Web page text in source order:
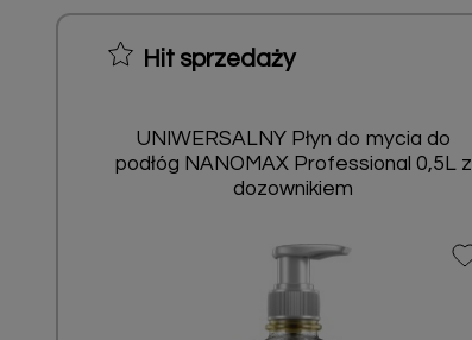
Hit sprzedaży
UNIWERSALNY Płyn do mycia do
podłóg NANOMAX Professional 0,5L z
dozownikiem